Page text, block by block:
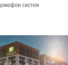
систем